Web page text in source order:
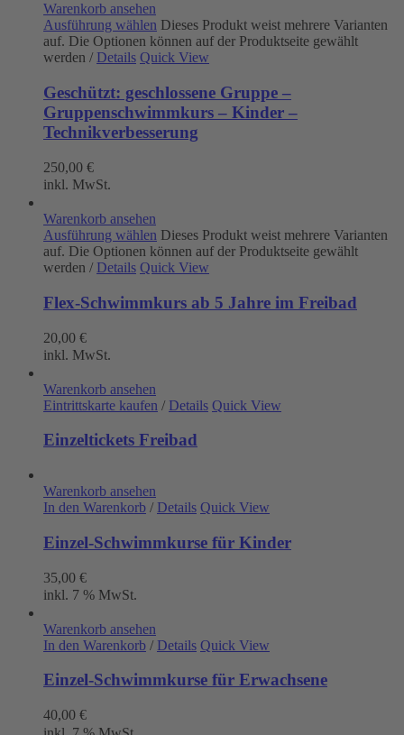
Warenkorb ansehen
Ausführung wählen Dieses Produkt weist mehrere Varianten
auf. Die Optionen können auf der Produktseite gewählt
werden / Details Quick View
Geschützt: geschlossene Gruppe –
Gruppenschwimmkurs – Kinder –
Technikverbesserung
250,00 €
inkl. MwSt.
Warenkorb ansehen
Ausführung wählen Dieses Produkt weist mehrere Varianten
auf. Die Optionen können auf der Produktseite gewählt
werden / Details Quick View
Flex-Schwimmkurs ab 5 Jahre im Freibad
20,00 €
inkl. MwSt.
Warenkorb ansehen
Eintrittskarte kaufen / Details Quick View
Einzeltickets Freibad
Warenkorb ansehen
In den Warenkorb / Details Quick View
Einzel-Schwimmkurse für Kinder
35,00 €
inkl. 7 % MwSt.
Warenkorb ansehen
In den Warenkorb / Details Quick View
Einzel-Schwimmkurse für Erwachsene
40,00 €